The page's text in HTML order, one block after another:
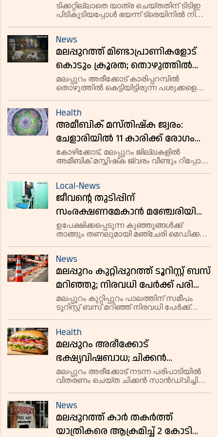
ട്രെയിനിൽ നിന്ന് ചാടി
ടിക്കറ്റില്ലാതെ യാത്ര ചെയ്തതിന് ടിടിഇ
പിടികൂടിയപ്പോൾ ഭയന്ന് ട്രെയിനിൽ നിന്ന്
News
മലപ്പുറത്ത് മിണ്ടാപ്രാണികളോട്
കൊടും ക്രൂരത; തൊഴുത്തിൽ
കെട്ടിയിട്ടിരുന്ന പശുക്കളെ
ആക്രമിച്ചു, രണ്ടു പശുക്കൾ
ചത്തു
മലപ്പുറം അരീക്കോട് കാരിപ്പറമ്പിൽ
തൊഴുത്തിൽ കെട്ടിയിട്ടിരുന്ന പശുക്കളെ
ക്രൂരകൃത്യത്തിന് പിന്നിലെന്ന് പൊലീസ്
പറഞ്ഞു.
Health
അമീബിക് മസ്തിഷ്‌ക ജ്വരം:
ചേളാരിയിൽ 11 കാരിക്ക് രോഗം
സ്ഥിരീകരിച്ചു
കോഴിക്കോട്, മലപ്പുറം ജില്ലകളിൽ
അമീബിക് മസ്തിഷ്‌ക ജ്വരം വീണ്ടും റിപ്പോർട്ട്
Local-News
ജീവൻ്റെ തുടിപ്പിന്
സംരക്ഷണമേകാൻ മഞ്ചേരിയിൽ
'അമ്മത്തൊട്ടിൽ' തുറന്നു
ഉപേക്ഷിക്കപ്പെടുന്ന കുഞ്ഞുങ്ങൾക്ക്
താങ്ങും തണലുമായി മഞ്ചേരി മെഡിക്കൽ
ഉദ്ഘാടനം ചെയ്തു.
News
മലപ്പുറം കുറ്റിപ്പുറത്ത് ടൂറിസ്റ്റ് ബസ്
മറിഞ്ഞു; നിരവധി പേർക്ക് പരിക്ക്,
കുട്ടിയുടെ നില ഗുരുതരം
മലപ്പുറം കുറ്റിപ്പുറം പാലത്തിന് സമീപം
ടൂറിസ്റ്റ് ബസ് മറിഞ്ഞ് നിരവധി പേർക്ക്
Health
മലപ്പുറം അരീക്കോട്
ഭക്ഷ്യവിഷബാധ; ചിക്കൻ
സാൻഡ്‌വിച്ച് വില്ലൻ
മലപ്പുറം അരീക്കോട് നടന്ന പരിപാടിയിൽ
വിതരണം ചെയ്ത ചിക്കൻ സാൻഡ്‌വിച്ചിൽ
News
മലപ്പുറത്ത് കാർ തകർത്ത്
യാത്രികരെ ആക്രമിച്ച് 2 കോടി